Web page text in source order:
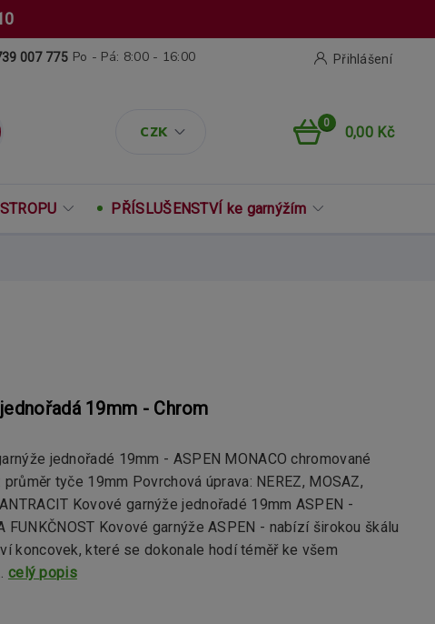
CZK
Přihlášení
007 775 Po - Pá: 8:00 - 16:00
0
0,00 Kč
PŘÍSLUŠENSTVÍ ke garnýžím
19mm - Chrom
jednořadé 19mm - ASPEN MONACO chromované
průměr tyče 19mm Povrchová úprava: NEREZ, MOSAZ,
Kovové garnýže jednořadé 19mm ASPEN -
FUNKČNOST Kovové garnýže ASPEN - nabízí širokou škálu
koncovek, které se dokonale hodí téměř ke všem
celý popis